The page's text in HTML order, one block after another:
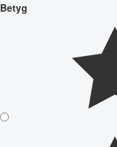
Betyg